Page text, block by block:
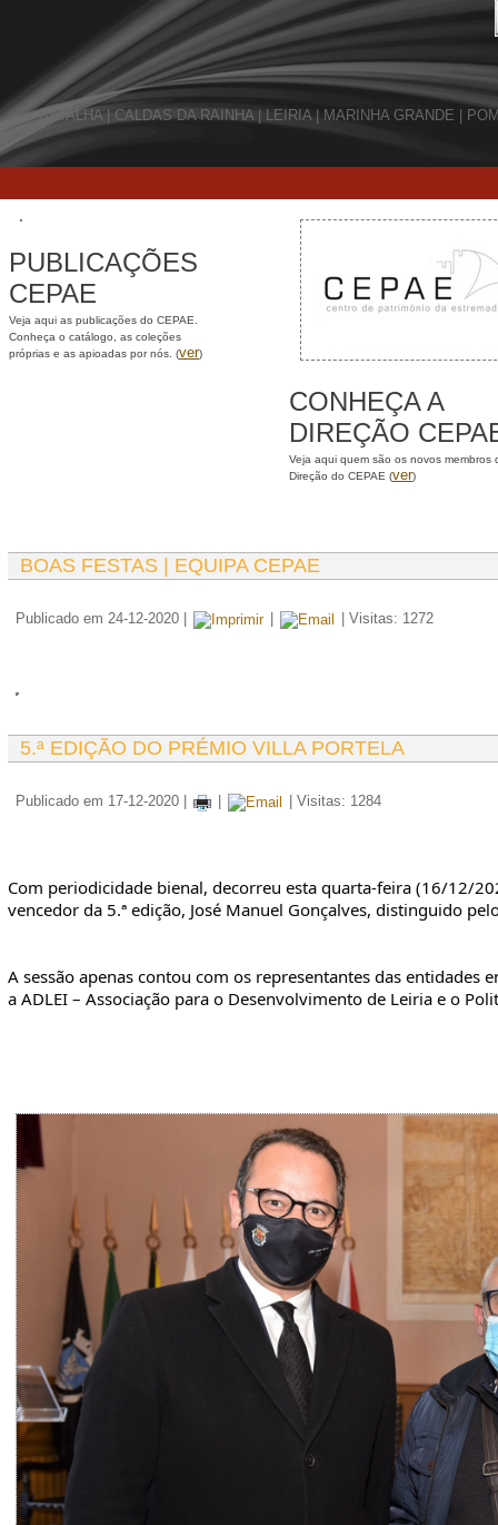
BATALHA | CALDAS DA RAINHA | LEIRIA | MARINHA GRANDE |
PUBLICAÇÕES
CEPAE
Veja aqui as publicações do CEPAE.
Conheça o catálogo, as coleções
próprias e as apioadas por nós. (ver)
CONHEÇA A
DIREÇÃO
Veja aqui quem são os novos membros
Direção do CEPAE (ver)
BOAS FESTAS | EQUIPA CEPAE
Publicado em 24-12-2020 | Visitas: 1272
5.ª EDIÇÃO DO PRÉMIO VILLA PORTELA
Publicado em 17-12-2020 | Visitas: 1284
Com periodicidade bienal, decorreu esta quarta-feira (16/12/
vencedor da 5.ª edição, José Manuel Gonçalves, distinguido
A sessão apenas contou com os representantes das entidades
a ADLEI – Associação para o Desenvolvimento de Leiria e o